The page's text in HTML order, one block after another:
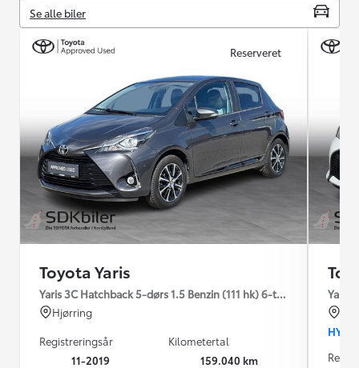
Se alle biler
Reserveret
Toyota Yaris
Yaris 3C Hatchback 5-dørs 1.5 Benzin (111 hk) 6-trins man. gear
Hjørring
Registreringsår
11-2019
Kilometertal
159.040 km
Yaris